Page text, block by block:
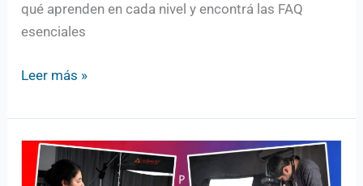
qué aprenden en cada nivel y encontrá las FAQ
esenciales
Leer más »
Por
qué